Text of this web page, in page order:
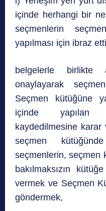
içinde herhangi bir
seçmenlerin
yapılması için ibraz
belgelerle birlikte
onaylayarak
Seçmen kütüğüne
içinde yapılan
kaydedilmesine
seçmen
seçmenlerin, seçmen
bakılmaksızın
vermek ve Seçmen
göndermek,